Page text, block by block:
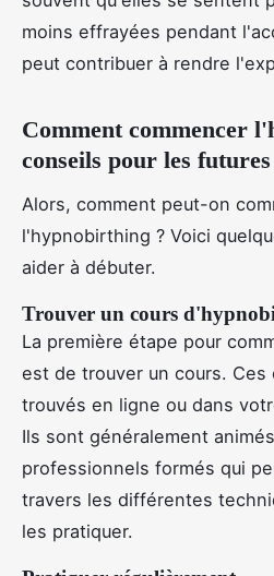
moins effrayées pendant
peut contribuer à rendre
Comment commencer
conseils pour les
Alors, comment peut-on
l'hypnobirthing ? Voici
aider à débuter.
Trouver un cours
La première étape pour
est de trouver un cours.
trouvés en ligne ou dans
Ils sont généralement
professionnels formés qui
travers les différentes
les pratiquer.